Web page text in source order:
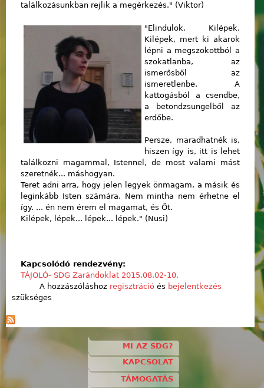
találkozásunkban rejlik a megérkezés." (Viktor)
"Elindulok. Kilépek.
Kilépek, mert ki akarok
lépni a megszokottból a
szokatlanba, az
ismerősből az
ismeretlenbe. A
kattogásból a csendbe,
a betondzsungelből az
erdőbe.
Persze, maradhatnék is,
hiszen így is, itt is lehet
találkozni magammal, Istennel, de most valami mást
szeretnék... máshogyan.
Teret adni arra, hogy jelen legyek önmagam, a másik és
leginkább Isten számára. Nem mintha nem érhetne el
így. ... én nem érem el magamat, és Őt.
Kilépek, lépek... lépek... lépek." (Nusi)
Kapcsolódó rendezvény:
TÁJOLÓ- SDG Zarándoklat 2015.08.02-10.
A hozzászóláshoz regisztrációés bejelentkezés
szükséges
MI AZ SDG?
KAPCSOLAT
TÁMOGATÁS